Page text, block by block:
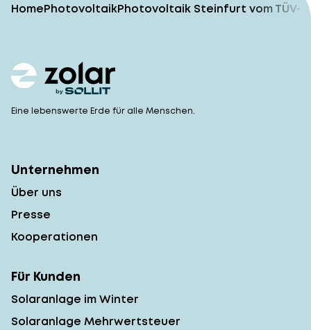
HomePhotovoltaikPhotovoltaik Steinfurt vom
Eine lebenswerte Erde für alle Menschen.
Unternehmen
Über uns
Presse
Kooperationen
Für Kunden
Solaranlage im Winter
Solaranlage Mehrwertsteuer